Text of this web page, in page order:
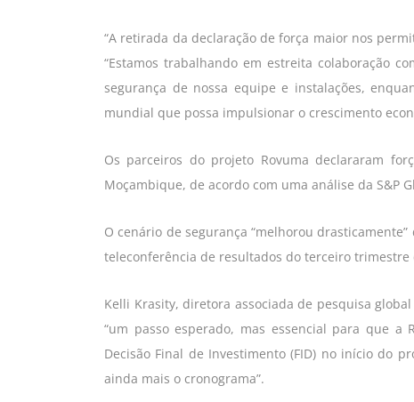
“A retirada da declaração de força maior nos
“Estamos trabalhando em estreita colaboração
segurança de nossa equipe e instalações,
mundial que possa impulsionar o crescimento
Os parceiros do projeto Rovuma declararam
Moçambique, de acordo com uma análise da S&P
O cenário de segurança “melhorou
teleconferência de resultados do terceiro trimestre
Kelli Krasity, diretora associada de pesquisa
“um passo esperado, mas essencial para que a
Decisão Final de Investimento (FID) no início do
ainda mais o cronograma”.